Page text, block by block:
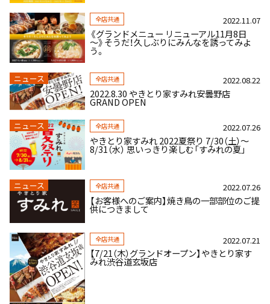
全店共通 2022.11.07
《グランドメニュー リニューアル11月8日
～》そうだ！久しぶりにみんなを誘ってみよ
う。
ニュース 全店共通 2022.08.22
2022.8.30 やきとり家すみれ安曇野店
GRAND OPEN
ニュース 全店共通 2022.07.26
やきとり家すみれ 2022夏祭り 7/30（土）～
8/31（水） 思いっきり楽しむ「すみれの夏」
ニュース 全店共通 2022.07.26
【お客様へのご案内】焼き鳥の一部部位のご提
供につきまして
全店共通 2022.07.21
【7/21（木）グランドオープン】やきとり家す
みれ渋谷道玄坂店